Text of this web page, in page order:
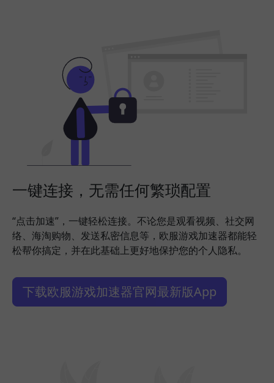
一键连接，无需任何繁琐配置
“点击加速”，一键轻松连接。不论您是观看视频、社交网
络、海淘购物、发送私密信息等，欧服游戏加速器都能轻
松帮你搞定，并在此基础上更好地保护您的个人隐私。
下载欧服游戏加速器官网最新版App